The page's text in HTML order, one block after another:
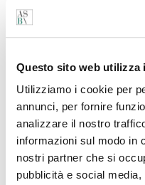
Questo sito web utilizza
Utilizziamo i cookie per
annunci, per fornire
analizzare il nostro
informazioni sul modo in
nostri partner che si
pubblicità e social
promuovendo il pre-
streaming musicali. Una
settimana dal lancio, ha